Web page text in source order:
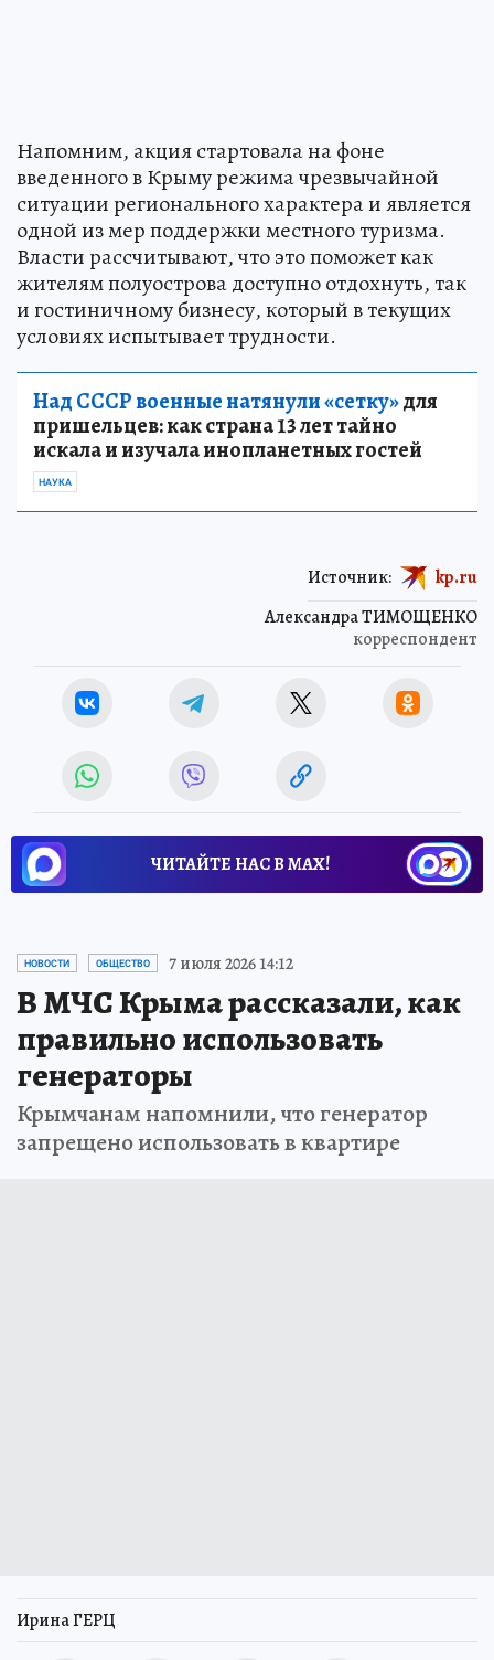
Напомним, акция стартовала на фоне
введенного в Крыму режима чрезвычайной
ситуации регионального характера и является
одной из мер поддержки местного туризма.
Власти рассчитывают, что это поможет как
жителям полуострова доступно отдохнуть, так
и гостиничному бизнесу, который в текущих
условиях испытывает трудности.
Над СССР военные натянули «сетку»для
пришельцев: как страна 13 лет тайно
искала и изучала инопланетных гостей
НАУКА
Александра ТИМОЩЕНКО
корреспондент
Источник: kp.ru
ЧИТАЙТЕ НАС В МАХ!
НОВОСТИ ОБЩЕСТВО 7 июля 2026 14:12
В МЧС Крыма рассказали, как
правильно использовать
генераторы
Крымчанам напомнили, что генератор
запрещено использовать в квартире
Ирина ГЕРЦ